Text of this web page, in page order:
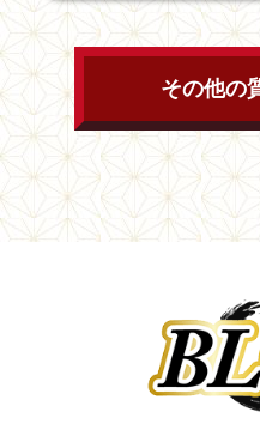
間でのやり取り
に発展する可能性
フトカードを買
イトを利用しまし
要事項を入力す
能です。
れば、即日で現
です。
そのため、簡単
なら買取サイト
ランスによって
もし、高く売り
月の中旬など
者が少ない時
Appleの新商
や、セール期間
新年度が始ま
者が増えるタ
Appleギフトカ
意点は、以下の
が異なる
買取に出した
で購入する
短期間に大量
カードを購入
短期間に大量・
元から換金を疑
ます。
そのため、高額
の購入を検討し
その他の